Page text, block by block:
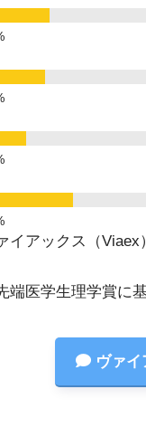
イアックス（Viaex
端医学生理学賞に
ヴァイ